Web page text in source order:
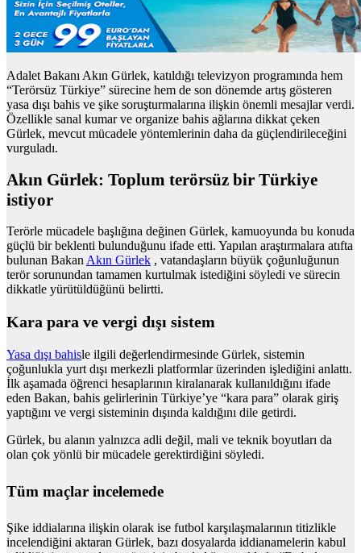
Adalet Bakanı Akın Gürlek, katıldığı televizyon programında hem
“Terörsüz Türkiye” sürecine hem de son dönemde artış gösteren
yasa dışı bahis ve şike soruşturmalarına ilişkin önemli mesajlar verdi.
Özellikle sanal kumar ve organize bahis ağlarına dikkat çeken
Gürlek, mevcut mücadele yöntemlerinin daha da güçlendirileceğini
vurguladı.
Akın Gürlek: Toplum terörsüz bir Türkiye
istiyor
Terörle mücadele başlığına değinen Gürlek, kamuoyunda bu konuda
güçlü bir beklenti bulunduğunu ifade etti. Yapılan araştırmalara atıfta
bulunan Bakan Akın Gürlek , vatandaşların büyük çoğunluğunun
terör sorunundan tamamen kurtulmak istediğini söyledi ve sürecin
dikkatle yürütüldüğünü belirtti.
Kara para ve vergi dışı sistem
Yasa dışı bahisle ilgili değerlendirmesinde Gürlek, sistemin
çoğunlukla yurt dışı merkezli platformlar üzerinden işlediğini anlattı.
İlk aşamada öğrenci hesaplarının kiralanarak kullanıldığını ifade
eden Bakan, bahis gelirlerinin Türkiye’ye “kara para” olarak giriş
yaptığını ve vergi sisteminin dışında kaldığını dile getirdi.
Gürlek, bu alanın yalnızca adli değil, mali ve teknik boyutları da
olan çok yönlü bir mücadele gerektirdiğini söyledi.
Tüm maçlar incelemede
Şike iddialarına ilişkin olarak ise futbol karşılaşmalarının titizlikle
incelendiğini aktaran Gürlek, bazı dosyalarda iddianamelerin kabul